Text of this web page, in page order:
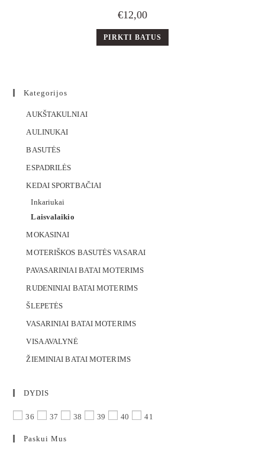
€12,00
PIRKTI BATUS
Kategorijos
AUKŠTAKULNIAI
AULINUKAI
BASUTĖS
ESPADRILĖS
KEDAI SPORTBAČIAI
Inkariukai
Laisvalaikio
MOKASINAI
MOTERIŠKOS BASUTĖS VASARAI
PAVASARINIAI BATAI MOTERIMS
RUDENINIAI BATAI MOTERIMS
ŠLEPETĖS
VASARINIAI BATAI MOTERIMS
VISA AVALYNĖ
ŽIEMINIAI BATAI MOTERIMS
DYDIS
36 37 38 39 40 41
Paskui Mus